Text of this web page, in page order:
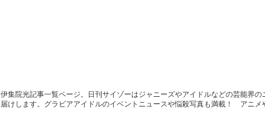
伊集院光記事一覧ページ。日刊サイゾーはジャニーズやアイドルなどの芸能界
届けします。グラビアアイドルのイベントニュースや悩殺写真も満載！ アニメ